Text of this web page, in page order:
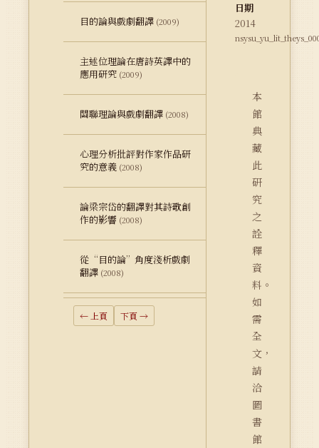
目的論與戲劇翻譯 (2009)
主述位理論在唐詩英譯中的
應用研究 (2009)
關聯理論與戲劇翻譯 (2008)
心理分析批評對作家作品研
究的意義 (2008)
論梁宗岱的翻譯對其詩歌創
作的影響 (2008)
從“目的論”角度淺析戲劇
翻譯 (2008)
← 上頁 下頁 →
日期
2014
本
館
典
藏
此
研
究
之
詮
釋
資
料。
如
需
全
文，
請
洽
圖
書
館